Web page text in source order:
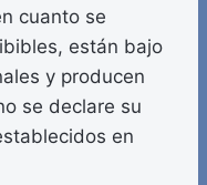
cuanto se
están bajo
y producen
se declare su
en